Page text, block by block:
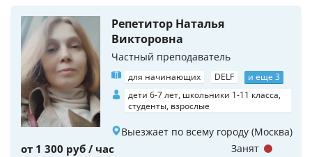
Репетитор Наталья
Викторовна
Частный преподаватель
для начинающих DELF
и еще 3
дети 6-7 лет, школьники 1-11 класса,
студенты, взрослые
Выезжает по всему городу (Москва)
от 1 300 руб / час Занят